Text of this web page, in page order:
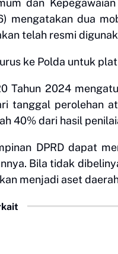
dan
mengatakan dua
telah resmi
ke Polda untuk
Tahun 2024
tanggal perolehan
40% dari hasil
DPRD dapat
Bila tidak
menjadi aset